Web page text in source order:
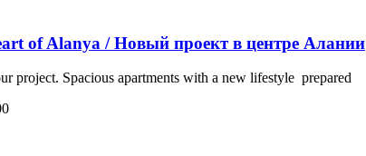
of Alanya / Новый проект в центре Алании
project. Spacious apartments with a new lifestyle prepared